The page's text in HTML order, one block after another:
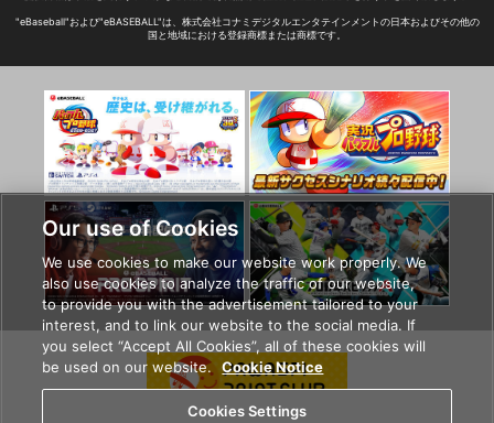
"eBaseball"および"eBASEBALL"は、株式会社コナミデジタルエンタテインメントの日本およびその他の
国と地域における登録商標または商標です。
Our use of Cookies
We use cookies to make our website work properly. We
also use cookies to analyze the traffic of our website,
to provide you with the advertisement tailored to your
interest, and to link our website to the social media. If
you select “Accept All Cookies”, all of these cookies will
be used on our website. Cookie Notice
Cookies Settings